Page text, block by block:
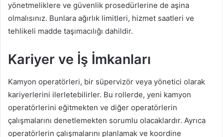
yönetmeliklere ve güvenlik prosedürlerine de aşina
olmalısınız. Bunlara ağırlık limitleri, hizmet saatleri ve
tehlikeli madde taşımacılığı dahildir.
Kariyer ve İş İmkanları
Kamyon operatörleri, bir süpervizör veya yönetici olarak
kariyerlerini ilerletebilirler. Bu rollerde, yeni kamyon
operatörlerini eğitmekten ve diğer operatörlerin
çalışmalarını denetlemekten sorumlu olacaklardır. Ayrıca
operatörlerin çalışmalarını planlamak ve koordine